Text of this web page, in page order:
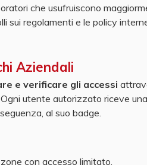
che usufruiscono
sui regolamenti e le policy
Aziendali
e verificare gli accessi
utente autorizzato riceve
al suo badge.
con accesso limitato.